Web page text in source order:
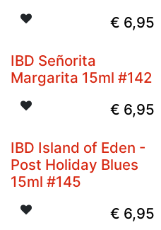
€ 6,95
IBD Señorita
Margarita 15ml #142
€ 6,95
IBD Island of Eden -
Post Holiday Blues
15ml #145
€ 6,95